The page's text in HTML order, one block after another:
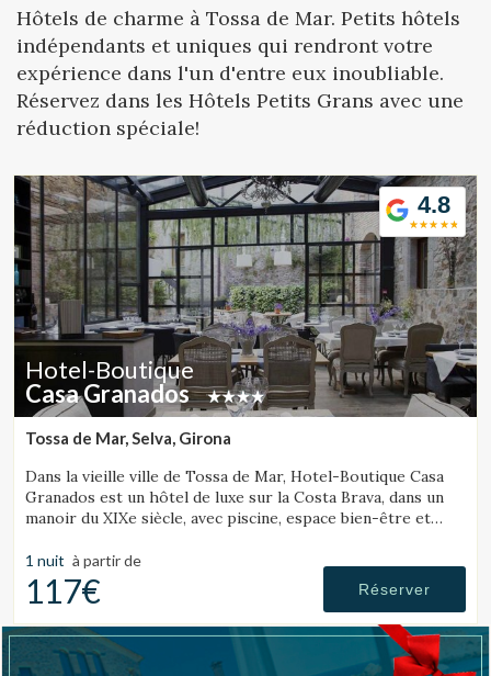
vpn_key Se connecter person Créer un compte
CA ES EN FR
Hôtels de charme à Tossa de Mar. Petits hôtels
indépendants et uniques qui rendront votre
expérience dans l'un d'entre eux inoubliable.
Réservez dans les Hôtels Petits Grans avec une
réduction spéciale!
4.8
Hotel-Boutique
Casa Granados
Tossa de Mar, Selva, Girona
Dans la vieille ville de Tossa de Mar, Hotel-Boutique Casa
Granados est un hôtel de luxe sur la Costa Brava, dans un
manoir du XIXe siècle, avec piscine, espace bien-être et
1 nuit à partir de
117€ Réserver